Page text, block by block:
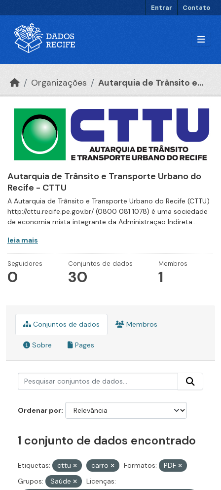
Entrar Contato
Organizações Autarquia de Trânsito e...
Autarquia de Trânsito e Transporte Urbano do
Recife - CTTU
A Autarquia de Trânsito e Transporte Urbano do Recife (CTTU)
http://cttu.recife.pe.gov.br/ (0800 081 1078) é uma sociedade
de economia mista integrante da Administração Indireta...
leia mais
Seguidores
0
Conjuntos de dados
30
Membros
1
Conjuntos de dados Membros
Sobre Pages
Ordenar por
1 conjunto de dados encontrado
Etiquetas: cttu carro Formatos:
PDF
Grupos:
Saúde
Licenças: